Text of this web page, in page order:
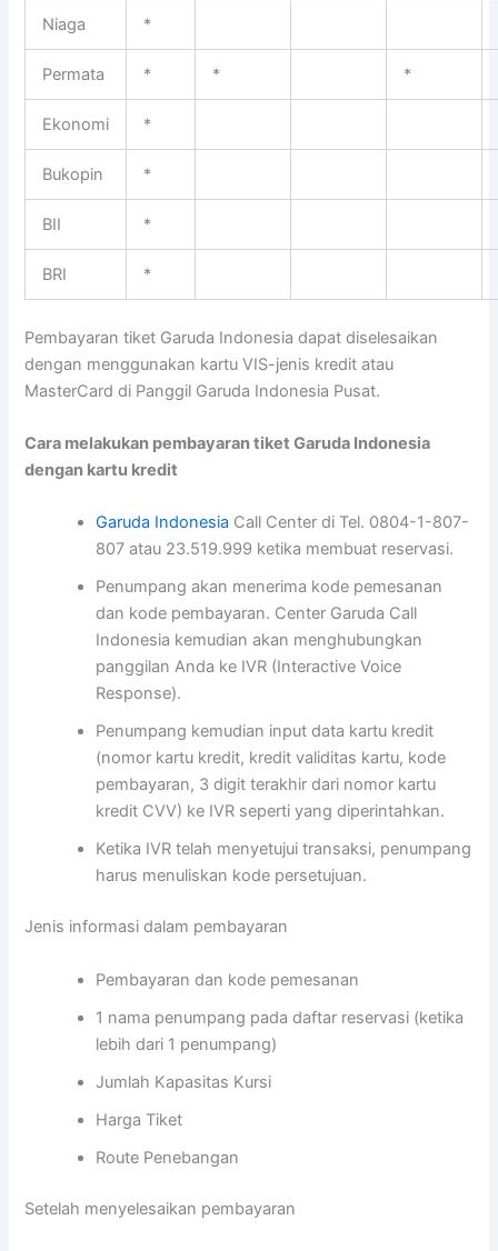
Niaga *
Permata * * *
Ekonomi *
Bukopin *
BII *
BRI *
Pembayaran tiket Garuda Indonesia dapat diselesaikan
dengan menggunakan kartu VIS-jenis kredit atau
MasterCard di Panggil Garuda Indonesia Pusat.
Cara melakukan pembayaran tiket Garuda Indonesia
dengan kartu kredit
Garuda Indonesia Call Center di Tel. 0804-1-807-
807 atau 23.519.999 ketika membuat reservasi.
Penumpang akan menerima kode pemesanan
dan kode pembayaran. Center Garuda Call
Indonesia kemudian akan menghubungkan
panggilan Anda ke IVR (Interactive Voice
Response).
Penumpang kemudian input data kartu kredit
(nomor kartu kredit, kredit validitas kartu, kode
pembayaran, 3 digit terakhir dari nomor kartu
kredit CVV) ke IVR seperti yang diperintahkan.
Ketika IVR telah menyetujui transaksi, penumpang
harus menuliskan kode persetujuan.
Jenis informasi dalam pembayaran
Pembayaran dan kode pemesanan
1 nama penumpang pada daftar reservasi (ketika
lebih dari 1 penumpang)
Jumlah Kapasitas Kursi
Harga Tiket
Route Penebangan
Setelah menyelesaikan pembayaran